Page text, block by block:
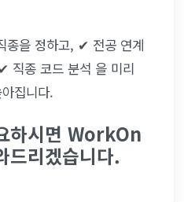
종을 정하고, ✔ 전공 연계
직종 코드 분석 을 미리
집니다.
하시면 WorkOn
리겠습니다.